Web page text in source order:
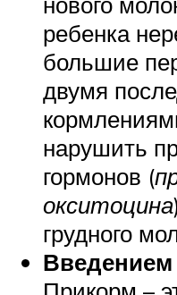
ребенка
большие
двумя
нарушить
гормонов (
окситоцина
грудного